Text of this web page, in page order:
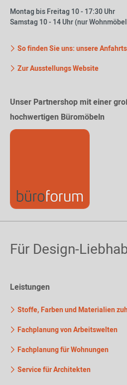
Montag bis Freitag 10 - 17:30 Uhr
Samstag 10 - 14 Uhr (nur
So finden Sie uns: unsere
Zur Ausstellungs Website
Unser Partnershop mit einer
hochwertigen Büromöbeln
Für Design-
Leistungen
Stoffe, Farben und Materialien
Fachplanung von Arbeitswelten
Fachplanung für Wohnungen
Service für Architekten